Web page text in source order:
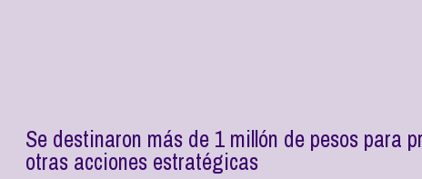
Se destinaron más de 1 millón de pesos
otras acciones estratégicas